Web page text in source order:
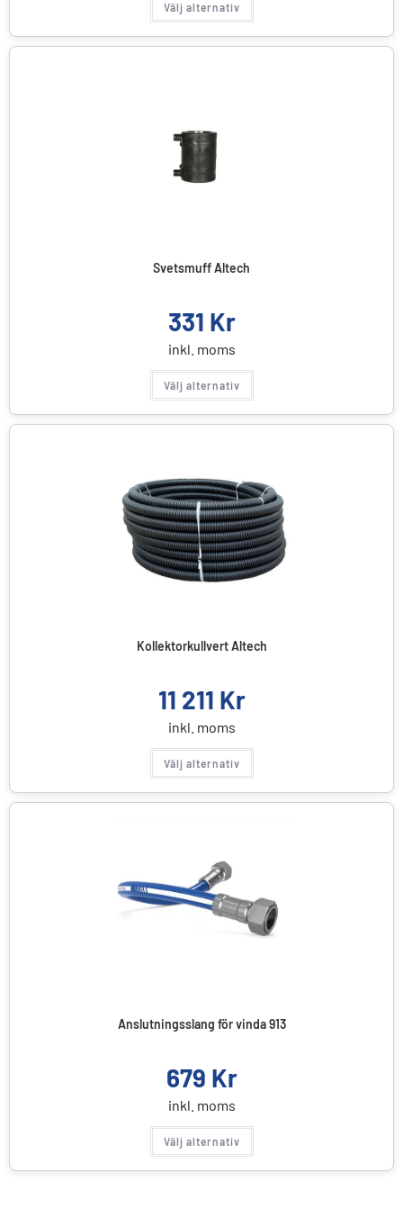
Välj alternativ
Svetsmuff Altech
331 Kr
inkl. moms
Välj alternativ
Kollektorkullvert Altech
11 211 Kr
inkl. moms
Välj alternativ
Anslutningsslang för vinda 913
679 Kr
inkl. moms
Välj alternativ